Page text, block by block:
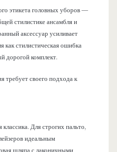
этикета головных уборов —
стилистике ансамбля и
аксессуар усиливает
как стилистическая ошибка
дорогой комплект.
своего подхода к
Для строгих пальто,
идеальным
шляпа с лаконичными